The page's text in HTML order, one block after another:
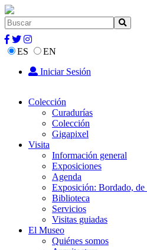
ES
EN
Iniciar Sesión
Colección
Curadurías
Colección
Gigapixel
Visita
Información general
Exposiciones
Agenda
Exposición: Bordado, de
Biblioteca
Servicios
Visitas guiadas
El Museo
Quiénes somos